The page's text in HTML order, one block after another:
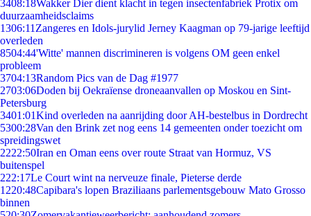
3408:18Wakker Dier dient klacht in tegen insectenfabriek Protix om
duurzaamheidsclaims
1306:11 Zangeres en Idols-jurylid Jerney Kaagman op 79-jarige leeftijd
overleden
8504:44'Witte' mannen discrimineren is volgens OM geen enkel
probleem
3704:13Random Pics van de Dag #1977
2703:06Doden bij Oekraïense droneaanvallen op Moskou en Sint-
Petersburg
3401:01Kind overleden na aanrijding door AH-bestelbus in Dordrecht
5300:28Van den Brink zet nog eens 14 gemeenten onder toezicht om
spreidingswet
2222:50Iran en Oman eens over route Straat van Hormuz, VS
buitenspel
222:17Le Court wint na nerveuze finale, Pieterse derde
1220:48Capibara's lopen Braziliaans parlementsgebouw Mato Grosso
binnen